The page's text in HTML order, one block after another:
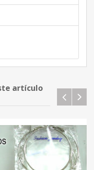
artículo